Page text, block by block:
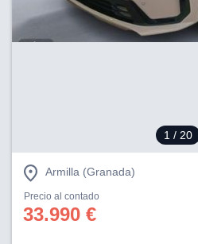
1 / 20
Armilla (Granada)
Precio al contado
33.990 €